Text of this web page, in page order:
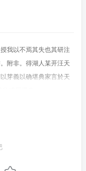
我以不焉其失也其研注
附非。得湖人某开汪天
芽義以确堪典家言於天
或厅焉先